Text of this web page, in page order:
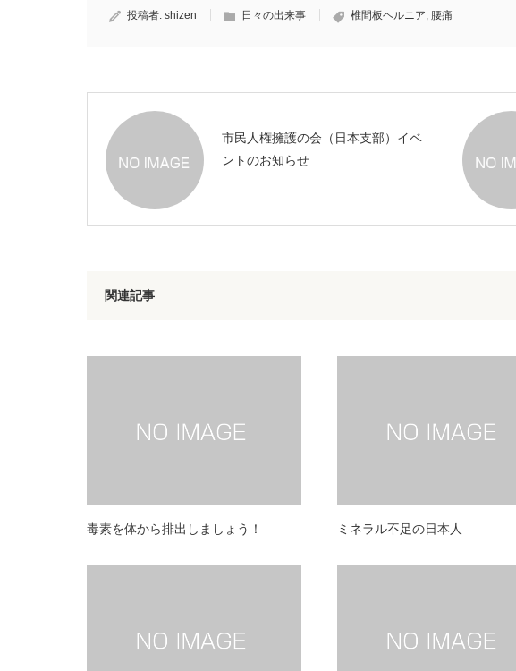
投稿者: shizen 日々の出来事 椎間板ヘルニア, 腰痛
市民人権擁護の会（日本支部）イベ
ントのお知らせ
関連記事
毒素を体から排出しましょう！ ミネラル不足の日本人